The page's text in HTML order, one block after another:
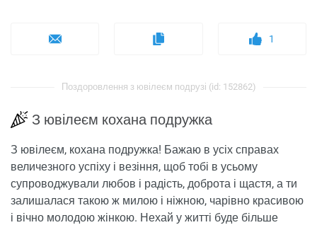
1
Поздоровлення з ювілеєм подрузі (id: 152862)
З ювілеєм кохана подружка
З ювілеєм, кохана подружка! Бажаю в усіх справах
величезного успіху і везіння, щоб тобі в усьому
супроводжували любов і радість, доброта і щастя, а ти
залишалася такою ж милою і ніжною, чарівно красивою
і вічно молодою жінкою. Нехай у житті буде більше